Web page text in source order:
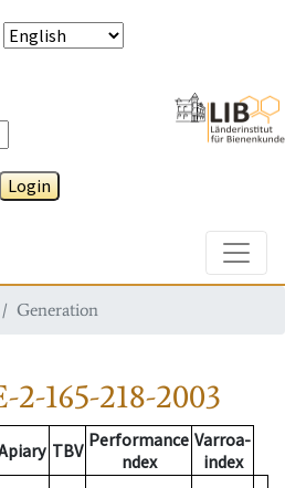
Login
Generation
2-165-218-2003
TBV Performance
ndex
Varroa-
index